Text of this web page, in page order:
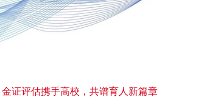
金证评估携手高校，共谱育人新篇章